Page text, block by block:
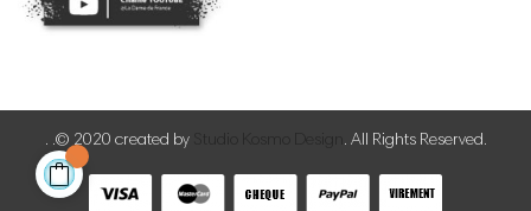
. .© 2020 created by Studio Kosmo Design . All Rights Reserved.